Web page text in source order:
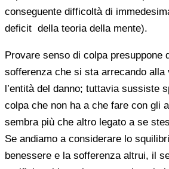
conseguente difficoltà di
deficit della teoria della mente).
Provare senso di colpa presuppone
sofferenza che si sta arrecando alla
l’entità del danno; tuttavia sussiste
colpa che non ha a che fare con gli
sembra più che altro legato a se
Se andiamo a considerare lo
benessere e la sofferenza altrui, il